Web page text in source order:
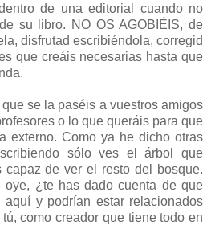
de una editorial cuando no
su libro. NO OS AGOBIÉIS, de
disfrutad escribiéndola, corregid
que creáis necesarias hasta que
se la paséis a vuestros amigos
o lo que queráis para que
externo. Como ya he dicho otras
sólo ves el árbol que
de ver el resto del bosque.
oye, ¿te has dado cuenta de que
y podrían estar relacionados
como creador que tiene todo en